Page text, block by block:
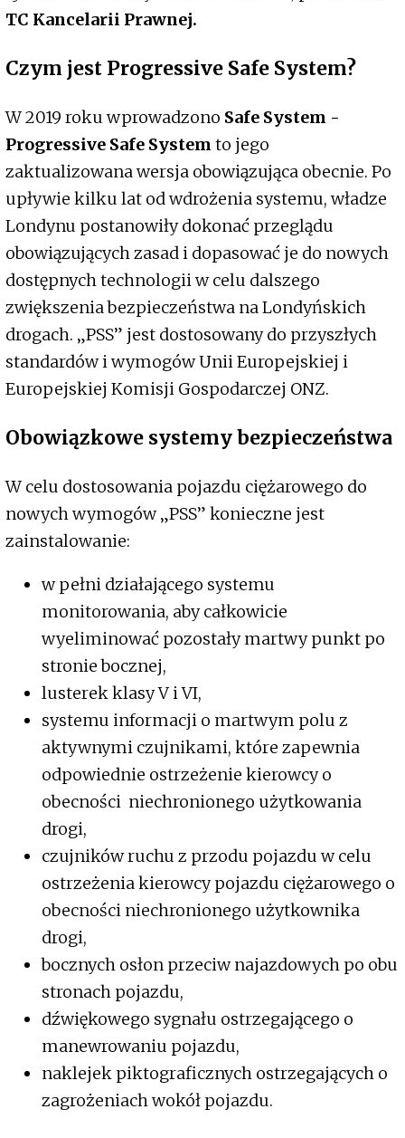
TC Kancelarii Prawnej.
Czym jest Progressive Safe System?
W 2019 roku wprowadzono Safe System -
Progressive Safe System to jego
zaktualizowana wersja obowiązująca obecnie. Po
upływie kilku lat od wdrożenia systemu, władze
Londynu postanowiły dokonać przeglądu
obowiązujących zasad i dopasować je do nowych
dostępnych technologii w celu dalszego
zwiększenia bezpieczeństwa na Londyńskich
drogach. „PSS” jest dostosowany do przyszłych
standardów i wymogów Unii Europejskiej i
Europejskiej Komisji Gospodarczej ONZ.
Obowiązkowe systemy bezpieczeństwa
W celu dostosowania pojazdu ciężarowego do
nowych wymogów „PSS” konieczne jest
zainstalowanie:
w pełni działającego systemu
monitorowania, aby całkowicie
wyeliminować pozostały martwy punkt po
stronie bocznej,
lusterek klasy V i VI,
systemu informacji o martwym polu z
aktywnymi czujnikami, które zapewnia
odpowiednie ostrzeżenie kierowcy o
obecności niechronionego użytkowania
drogi,
czujników ruchu z przodu pojazdu w celu
ostrzeżenia kierowcy pojazdu ciężarowego o
obecności niechronionego użytkownika
drogi,
bocznych osłon przeciw najazdowych po obu
stronach pojazdu,
dźwiękowego sygnału ostrzegającego o
manewrowaniu pojazdu,
naklejek piktograficznych ostrzegających o
zagrożeniach wokół pojazdu.